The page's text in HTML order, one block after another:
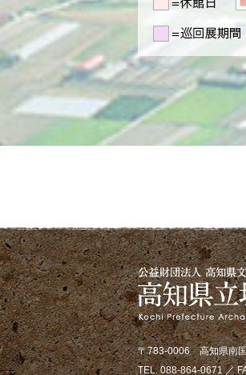
〒783-0006 高知県南
TEL. 088-864-0671 ／